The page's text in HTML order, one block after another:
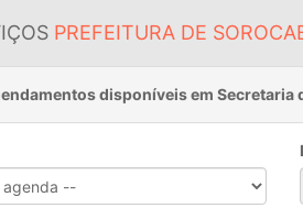
PREFEITURA DE
disponíveis em